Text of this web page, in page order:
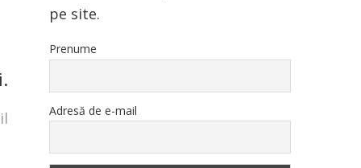
pe site.
Prenume
Adresă de e-mail